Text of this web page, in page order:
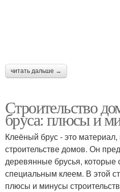
читать дальше →
Строительство
бруса: плюсы и
Клеёный брус - это
строительстве домов. Он
деревянные брусья,
специальным клеем. В этой
плюсы и минусы